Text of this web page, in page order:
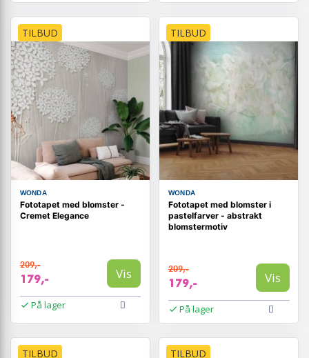
TILBUD
WONDA
Fototapet med blomster -
Cremet Elegance
209,-
179,- Vis
På lager
TILBUD
WONDA
Fototapet med blomster i
pastelfarver - abstrakt
blomstermotiv
209,-
179,- Vis
På lager
TILBUD TILBUD